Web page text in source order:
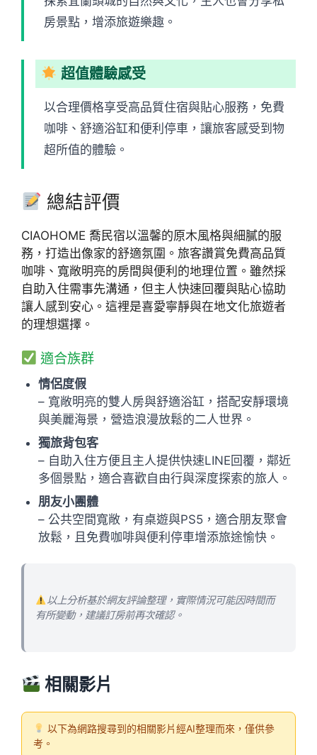
房景點，增添旅遊樂趣。
超值體驗感受
以合理價格享受高品質住宿與貼心服務，免費
咖啡、舒適浴缸和便利停車，讓旅客感受到物
超所值的體驗。
總結評價
CIAOHOME 喬民宿以溫馨的原木風格與細膩的服
務，打造出像家的舒適氛圍。旅客讚賞免費高品質
咖啡、寬敞明亮的房間與便利的地理位置。雖然採
自助入住需事先溝通，但主人快速回覆與貼心協助
讓人感到安心。這裡是喜愛寧靜與在地文化旅遊者
的理想選擇。
適合族群
情侶度假
– 寬敞明亮的雙人房與舒適浴缸，搭配安靜環境
與美麗海景，營造浪漫放鬆的二人世界。
獨旅背包客
– 自助入住方便且主人提供快速LINE回覆，鄰近
多個景點，適合喜歡自由行與深度探索的旅人。
朋友小團體
– 公共空間寬敞，有桌遊與PS5，適合朋友聚會
放鬆，且免費咖啡與便利停車增添旅途愉快。
以上分析基於網友評論整理，實際情況可能因時間而
有所變動，建議訂房前再次確認。
相關影片
以下為網路搜尋到的相關影片經AI整理而來，僅供參
考。